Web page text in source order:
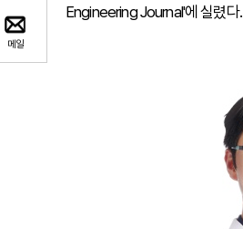
메일
Engineering Journal'에 실렸다.